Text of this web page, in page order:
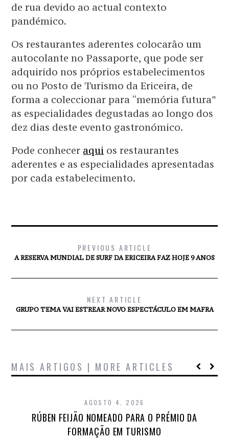
de rua devido ao actual contexto
pandémico.
Os restaurantes aderentes colocarão um
autocolante no Passaporte, que pode ser
adquirido nos próprios estabelecimentos
ou no Posto de Turismo da Ericeira, de
forma a coleccionar para “memória futura”
as especialidades degustadas ao longo dos
dez dias deste evento gastronómico.
Pode conhecer aqui os restaurantes
aderentes e as especialidades apresentadas
por cada estabelecimento.
PREVIOUS ARTICLE
A RESERVA MUNDIAL DE SURF DA ERICEIRA FAZ HOJE 9 ANOS
NEXT ARTICLE
GRUPO TEMA VAI ESTREAR NOVO ESPECTÁCULO EM MAFRA
MAIS ARTIGOS | MORE ARTICLES
AGOSTO 4, 2026
RÚBEN FEIJÃO NOMEADO PARA O PRÉMIO DA
FORMAÇÃO EM TURISMO